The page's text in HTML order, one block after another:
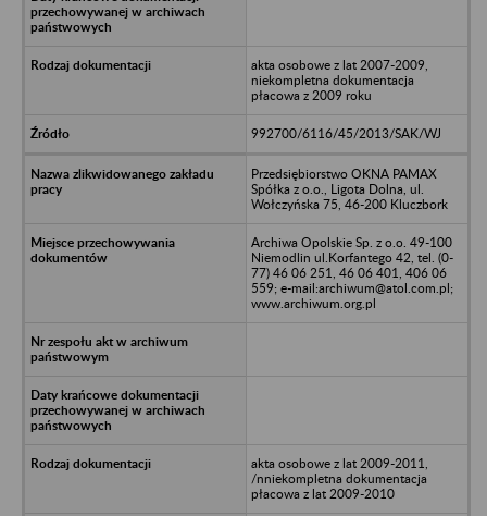
akta osobowe z lat 2007-2009,
niekompletna dokumentacja
płacowa z 2009 roku
992700/6116/45/2013/SAK/WJ
Przedsiębiorstwo OKNA PAMAX
Spółka z o.o., Ligota Dolna, ul.
Wołczyńska 75, 46-200 Kluczbork
Archiwa Opolskie Sp. z o.o. 49-100
Niemodlin ul.Korfantego 42, tel. (0-
77) 46 06 251, 46 06 401, 406 06
559; e-mail:archiwum@atol.com.pl;
www.archiwum.org.pl
akta osobowe z lat 2009-2011,
/nniekompletna dokumentacja
płacowa z lat 2009-2010